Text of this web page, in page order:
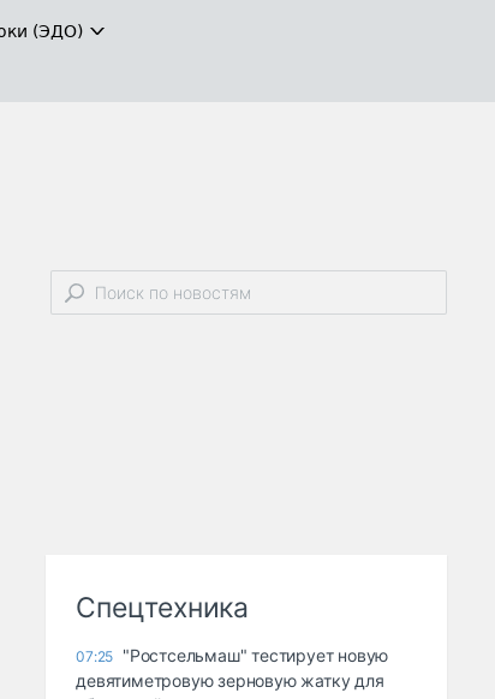
(ЭДО)
Спецтехника
07:25 "Ростсельмаш" тестирует новую
девятиметровую зерновую жатку для